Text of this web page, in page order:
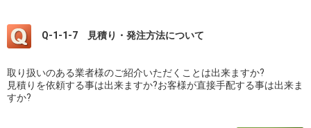
Q-1-1-7 見積り・発注方法について
取り扱いのある業者様のご紹介いただくことは出来ますか?
見積りを依頼する事は出来ますか?お客様が直接手配する事は出来ま
すか?